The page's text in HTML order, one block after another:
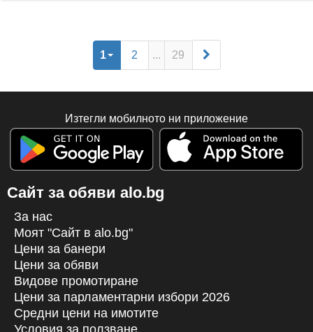
и Битови Отпадъци - Монтаж на
1 2 ... 29
Изтегли мобилното ни приложение
Сайт за обяви alo.bg
За нас
Моят "Сайт в alo.bg"
Цени за банери
Цени за обяви
Видове промотиране
Цени за парламентарни избори 2026
Средни цени на имотите